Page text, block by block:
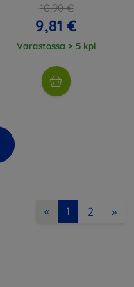
10,90 €
9,81 €
Varastossa > 5 kpl
« 1 2 »